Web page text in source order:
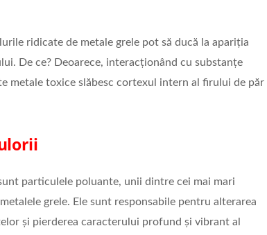
ridicate de metale grele pot să ducă la apariția
De ce? Deoarece, interacționând cu substanțe
metale toxice slăbesc cortexul intern al firului de păr
particulele poluante, unii dintre cei mai mari
grele. Ele sunt responsabile pentru alterarea
și pierderea caracterului profund și vibrant al